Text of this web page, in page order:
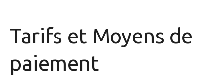
Tarifs et Moyens de
paiement